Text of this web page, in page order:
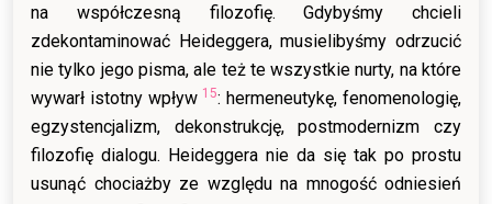
na współczesną filozofię. Gdybyśmy chcieli
zdekontaminować Heideggera, musielibyśmy odrzucić
nie tylko jego pisma, ale też te wszystkie nurty, na które
wywarł istotny wpływ 15: hermeneutykę, fenomenologię,
egzystencjalizm, dekonstrukcję, postmodernizm czy
filozofię dialogu. Heideggera nie da się tak po prostu
usunąć chociażby ze względu na mnogość odniesień